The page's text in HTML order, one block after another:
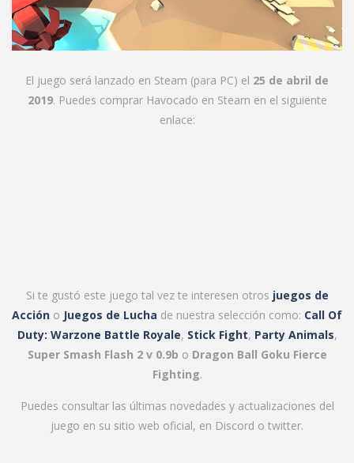
El juego será lanzado en Steam (para PC) el 25 de abril de
2019. Puedes comprar Havocado en Steam en el siguiente
enlace:
Si te gustó este juego tal vez te interesen otros juegos de
Acción o Juegos de Lucha de nuestra selección como: Call Of
Duty: Warzone Battle Royale, Stick Fight, Party Animals,
Super Smash Flash 2 v 0.9b o Dragon Ball Goku Fierce
Fighting.
Puedes consultar las últimas novedades y actualizaciones del
juego en su sitio web oficial, en Discord o twitter.